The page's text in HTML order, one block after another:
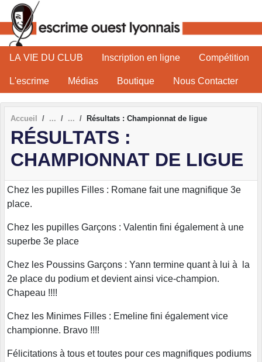
LA VIE DU CLUB Inscription en ligne Compétition
L'escrime Médias Boutique Nous Contacter
Accueil Résultats : Championnat de ligue
RÉSULTATS :
CHAMPIONNAT DE LIGUE
Chez les pupilles Filles : Romane fait une magnifique 3e
place.
Chez les pupilles Garçons : Valentin fini également à une
superbe 3e place
Chez les Poussins Garçons : Yann termine quant à lui à la
2e place du podium et devient ainsi vice-champion.
Chapeau !!!!
Chez les Minimes Filles : Emeline fini également vice
championne. Bravo !!!!
Félicitations à tous et toutes pour ces magnifiques podiums
Panneau de gestion des cookies